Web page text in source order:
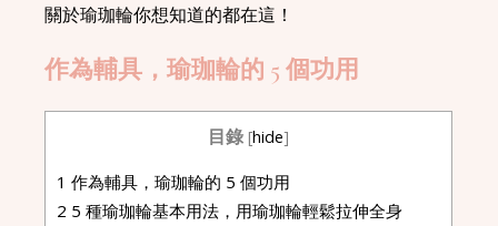
關於瑜珈輪你想知道的都在這！
作為輔具，瑜珈輪的 5 個功用
目錄 [hide]
1 作為輔具，瑜珈輪的 5 個功用
2 5 種瑜珈輪基本用法，用瑜珈輪輕鬆拉伸全身